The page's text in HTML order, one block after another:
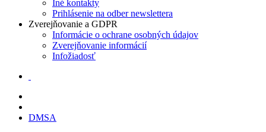
Iné kontakty
Prihlásenie na odber newslettera
Zverejňovanie a GDPR
Informácie o ochrane osobných údajov
Zverejňovanie informácií
Infožiadosť
DMSA